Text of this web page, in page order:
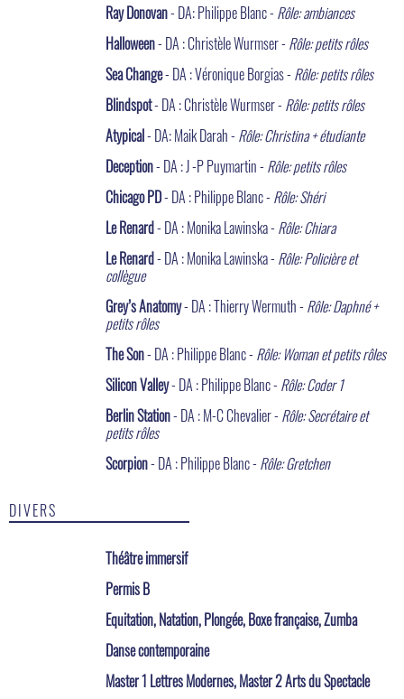
Ray Donovan- DA: Philippe Blanc - Rôle: ambiances
Halloween- DA : Christèle Wurmser - Rôle: petits rôles
Sea Change- DA : Véronique Borgias - Rôle: petits rôles
Blindspot- DA : Christèle Wurmser - Rôle: petits rôles
Atypical- DA: Maik Darah - Rôle: Christina + étudiante
Deception- DA : J -P Puymartin - Rôle: petits rôles
Chicago PD- DA : Philippe Blanc - Rôle: Shéri
Le Renard- DA : Monika Lawinska - Rôle: Chiara
Le Renard- DA : Monika Lawinska - Rôle: Policière et
collègue
Grey’s Anatomy- DA : Thierry Wermuth - Rôle: Daphné +
petits rôles
The Son- DA : Philippe Blanc - Rôle: Woman et petits rôles
Silicon Valley- DA : Philippe Blanc - Rôle: Coder 1
Berlin Station- DA : M-C Chevalier - Rôle: Secrétaire et
petits rôles
Scorpion- DA : Philippe Blanc - Rôle: Gretchen
DIVERS
Théâtre immersif
Permis B
Equitation, Natation, Plongée, Boxe française, Zumba
Danse contemporaine
Master 1 Lettres Modernes, Master 2 Arts du Spectacle